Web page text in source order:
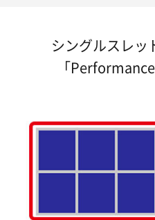
シングルスレッ
「